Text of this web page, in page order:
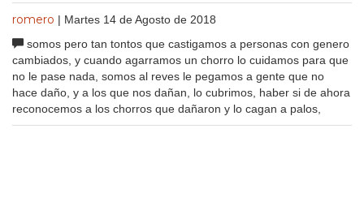
romero | Martes 14 de Agosto de 2018
somos pero tan tontos que castigamos a personas con genero
cambiados, y cuando agarramos un chorro lo cuidamos para que
no le pase nada, somos al reves le pegamos a gente que no
hace daño, y a los que nos dañan, lo cubrimos, haber si de ahora
reconocemos a los chorros que dañaron y lo cagan a palos,